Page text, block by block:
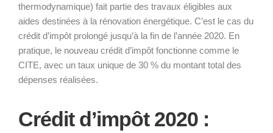
thermodynamique) fait partie des travaux éligibles aux
aides destinées à la rénovation énergétique. C’est le cas du
crédit d’impôt prolongé jusqu’à la fin de l’année 2020. En
pratique, le nouveau crédit d’impôt fonctionne comme le
CITE, avec un taux unique de 30 % du montant total des
dépenses réalisées.
Crédit d’impôt 2020 :